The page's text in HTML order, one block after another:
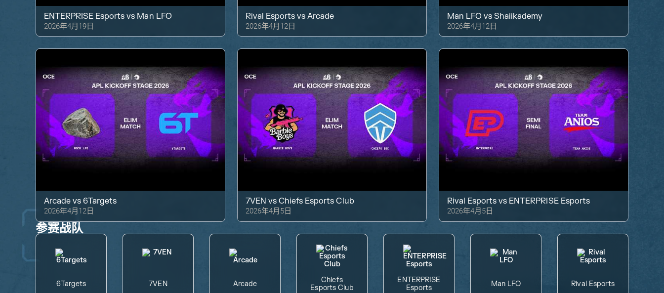
ENTERPRISE Esports vs Man LFO
2026年4月19日
Rival Esports vsArcade
2026年4月12日
Man LFO vsShaiikademy
2026年4月12日
Arcade vs6Targets
2026年4月12日
7VEN vsChiefs Esports Club
2026年4月5日
Rival Esports vs ENTERPRISE Esports
2026年4月5日
参赛战队
6Targets 7VEN Arcade
Chiefs
Esports Club
ENTERPRISE
Esports
Man LFO Rival Esports